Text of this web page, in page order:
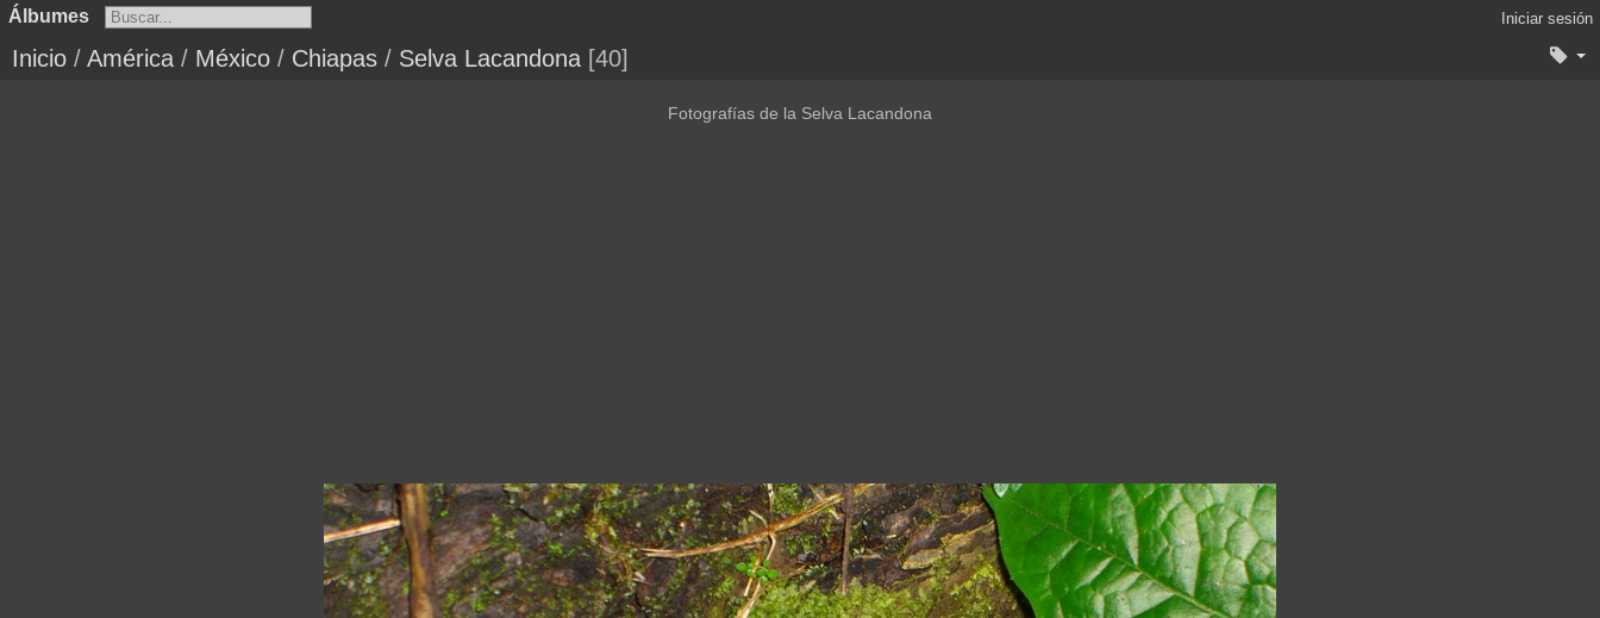
Álbumes Iniciar sesión
Inicio / América / México / Chiapas / Selva Lacandona 40
Fotografías de la Selva Lacandona